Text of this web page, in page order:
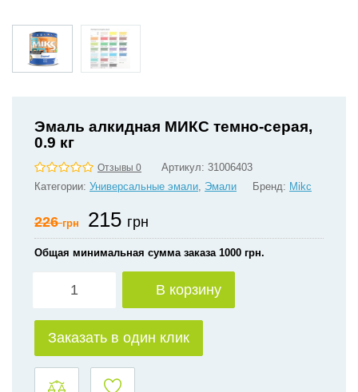
Эмаль алкидная МИКС темно-серая,
0.9 кг
Отзывы 0 Артикул: 31006403
Категории: Универсальные эмали, Эмали Бренд: Mikс
226грн 215 грн
Общая минимальная сумма заказа 1000 грн.
В корзину
Заказать в один клик